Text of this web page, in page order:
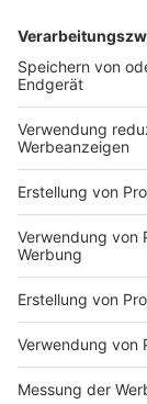
DEINE
Du hast dir
Markiere sie